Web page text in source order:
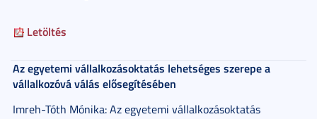
Letöltés
Az egyetemi vállalkozásoktatás lehetséges szerepe a
vállalkozóvá válás elősegítésében
Imreh-Tóth Mónika: Az egyetemi vállalkozásoktatás